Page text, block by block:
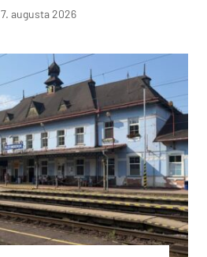
7. augusta 2026